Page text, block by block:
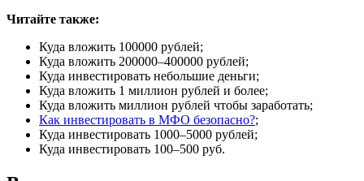
Читайте также:
Куда вложить 100000 рублей;
Куда вложить 200000–400000 рублей;
Куда инвестировать небольшие деньги;
Куда вложить 1 миллион рублей и более;
Куда вложить миллион рублей чтобы заработать;
Как инвестировать в МФО безопасно?;
Куда инвестировать 1000–5000 рублей;
Куда инвестировать 100–500 руб.